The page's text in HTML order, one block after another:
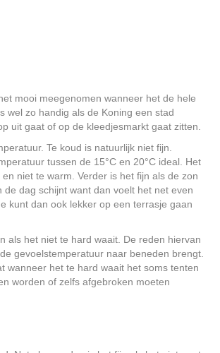
mooi meegenomen wanneer het de hele
wel zo handig als de Koning een stad
uit gaat of op de kleedjesmarkt gaat zitten.
Te koud is natuurlijk niet fijn.
tussen de 15°C en 20°C ideal. Het
niet te warm. Verder is het fijn als de zon
de dag schijnt want dan voelt het net even
kunt dan ook lekker op een terrasje gaan
als het niet te hard waait. De reden hiervan
gevoelstemperatuur naar beneden brengt.
wanneer het te hard waait het soms tenten
worden of zelfs afgebroken moeten